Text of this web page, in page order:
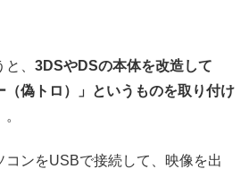
、 3DSやDSの本体を改造して
（偽トロ）」というものを取り付け
コンをUSBで接続して、映像を出